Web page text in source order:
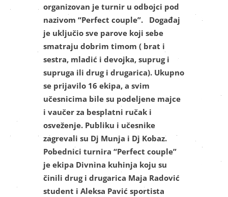
organizovan je turnir u odbojci pod
nazivom “Perfect couple”. Događaj
je uključio sve parove koji sebe
smatraju dobrim timom ( brat i
sestra, mladić i devojka, suprug i
supruga ili drug i drugarica). Ukupno
se prijavilo 16 ekipa, a svim
učesnicima bile su podeljene majce
i vaučer za besplatni ručak i
osveženje. Publiku i učesnike
zagrevali su Dj Munja i Dj Kobaz.
Pobednici turnira “Perfect couple”
je ekipa Divnina kuhinja koju su
činili drug i drugarica Maja Radović
student i Aleksa Pavić sportista